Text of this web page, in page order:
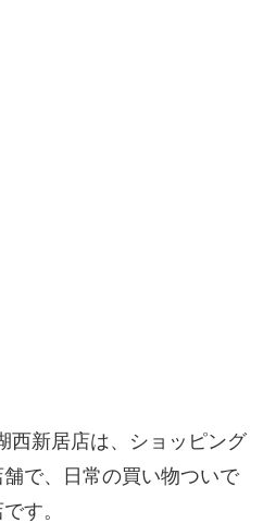
西新居店は、ショッピング
で、日常の買い物ついで
す。